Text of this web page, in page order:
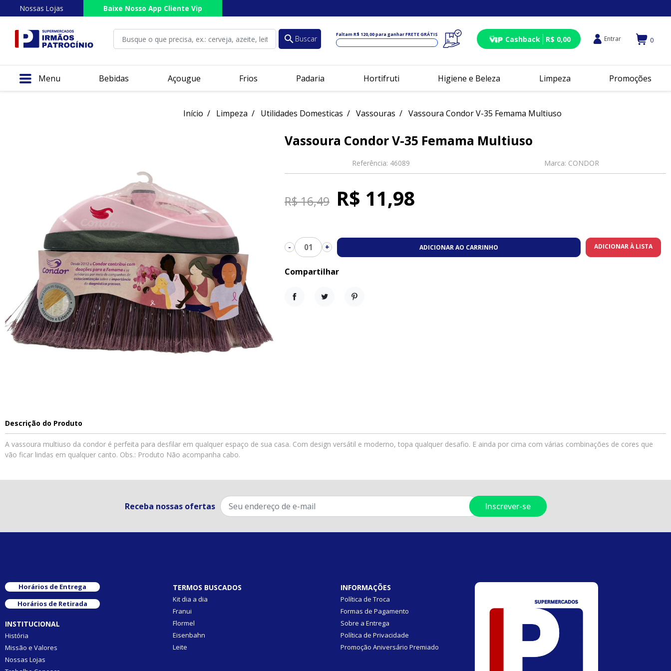
Nossas Lojas Baixe Nosso App Cliente Vip
search Buscar Faltam R$ 120,00para ganhar FRETE GRÁTIS Cashback R$ 0,00 Entrar 0
Menu Bebidas Açougue Frios Padaria Hortifruti Higiene e Beleza Limpeza Promoções
Início Limpeza Utilidades Domesticas Vassouras Vassoura Condor V-35 Femama Multiuso
Vassoura Condor V-35 Femama Multiuso
Referência: 46089 Marca: CONDOR
R$ 16,49 R$ 11,98
- 01 + ADICIONAR AO CARRINHO ADICIONAR À LISTA
Compartilhar
Descrição do Produto
A vassoura multiuso da condor é perfeita para desfilar em qualquer espaço de sua casa. Com design versátil e moderno, topa qualquer desafio. E ainda por cima com várias combinações de cores que
vão ficar lindas em qualquer canto. Obs.: Produto Não acompanha cabo.
Receba nossas ofertas
Horários de Entrega
Horários de Retirada
INSTITUCIONAL
História
Missão e Valores
Nossas Lojas
TERMOS BUSCADOS
Kit dia a dia
Franui
Flormel
Eisenbahn
Leite
INFORMAÇÕES
Política de Troca
Formas de Pagamento
Sobre a Entrega
Política de Privacidade
Promoção Aniversário Premiado